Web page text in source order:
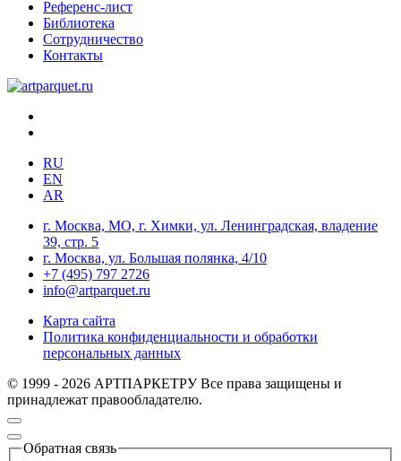
Референс-лист
Библиотека
Сотрудничество
Контакты
RU
EN
AR
г. Москва, МО, г. Химки, ул. Ленинградская, владение
39, стр. 5
г. Москва, ул. Большая полянка, 4/10
+7 (495) 797 2726
info@artparquet.ru
Карта сайта
Политика конфиденциальности и обработки
персональных данных
© 1999 - 2026 АРТПАРКЕТРУ Все права защищены и
принадлежат правообладателю.
Обратная связь